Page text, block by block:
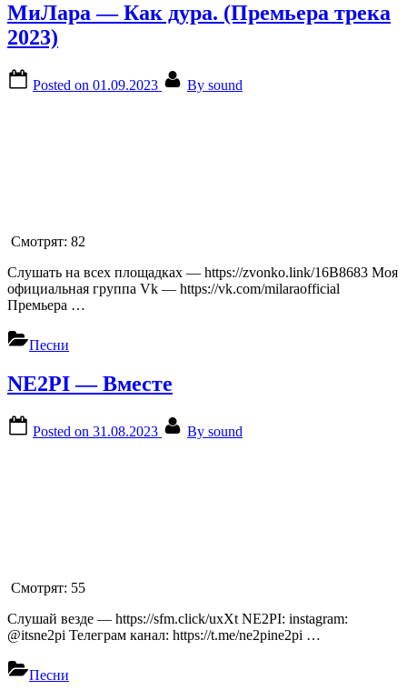
МиЛара — Как дура. (Премьера трека
2023)
Posted on 01.09.2023 By sound
Смотрят: 82
Слушать на всех площадках — https://zvonko.link/16B8683 Моя
официальная группа Vk — https://vk.com/milaraofficial
Премьера …
Песни
NE2PI — Вместе
Posted on 31.08.2023 By sound
Смотрят: 55
Слушай везде — https://sfm.click/uxXt NE2PI: instagram:
@itsne2pi Телеграм канал: https://t.me/ne2pine2pi …
Песни